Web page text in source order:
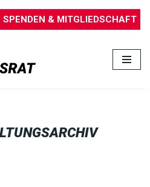
SPENDEN & MITGLIEDSCHAFT